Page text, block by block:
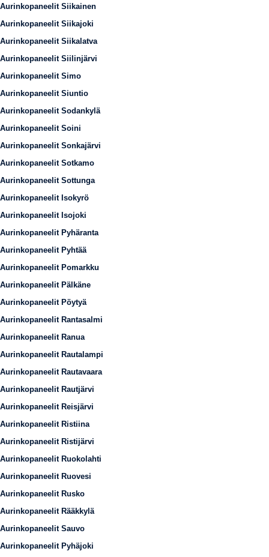
Aurinkopaneelit Siikainen
Aurinkopaneelit Siikajoki
Aurinkopaneelit Siikalatva
Aurinkopaneelit Siilinjärvi
Aurinkopaneelit Simo
Aurinkopaneelit Siuntio
Aurinkopaneelit Sodankylä
Aurinkopaneelit Soini
Aurinkopaneelit Sonkajärvi
Aurinkopaneelit Sotkamo
Aurinkopaneelit Sottunga
Aurinkopaneelit Isokyrö
Aurinkopaneelit Isojoki
Aurinkopaneelit Pyhäranta
Aurinkopaneelit Pyhtää
Aurinkopaneelit Pomarkku
Aurinkopaneelit Pälkäne
Aurinkopaneelit Pöytyä
Aurinkopaneelit Rantasalmi
Aurinkopaneelit Ranua
Aurinkopaneelit Rautalampi
Aurinkopaneelit Rautavaara
Aurinkopaneelit Rautjärvi
Aurinkopaneelit Reisjärvi
Aurinkopaneelit Ristiina
Aurinkopaneelit Ristijärvi
Aurinkopaneelit Ruokolahti
Aurinkopaneelit Ruovesi
Aurinkopaneelit Rusko
Aurinkopaneelit Rääkkylä
Aurinkopaneelit Sauvo
Aurinkopaneelit Pyhäjoki